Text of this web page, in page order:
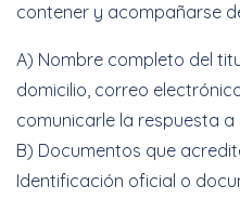
contener y acompañarse
A) Nombre completo del
domicilio, correo
comunicarle la respuesta a
B) Documentos que
Identificación oficial o